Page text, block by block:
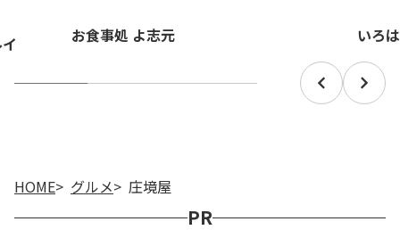
HOME グルメ 庄境屋
お食事処 よ志元 いろ
PR